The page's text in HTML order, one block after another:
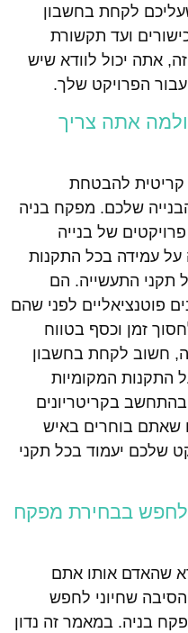
לקחת בחשבון
ועד תקשורת
אתה יכול לוודא שיש
הפרויקט שלך.
אתה צריך
קריטית להבטחת
שלכם. מפקח בניה
של בנייה
עמידה בכל התקנות
תקני התעשייה. הם
פוטנציאליים לפני שהם
זמן וכסף בטווח
חשוב לקחת בחשבון
התקנות המקומיות
בקריטריונים
שאתם בוחרים באיש
שלכם יעמוד בכל תקני
לחפש בבחירת מפקח
שהאדם אותו אתם
שחיוני לחפש
בניה. במאמר זה נדון